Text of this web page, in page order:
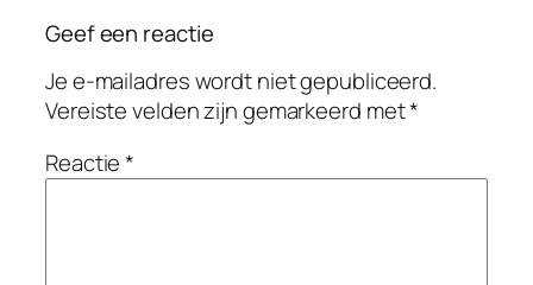
Geef een reactie
Je e-mailadres wordt niet gepubliceerd.
Vereiste velden zijn gemarkeerd met*
Reactie*